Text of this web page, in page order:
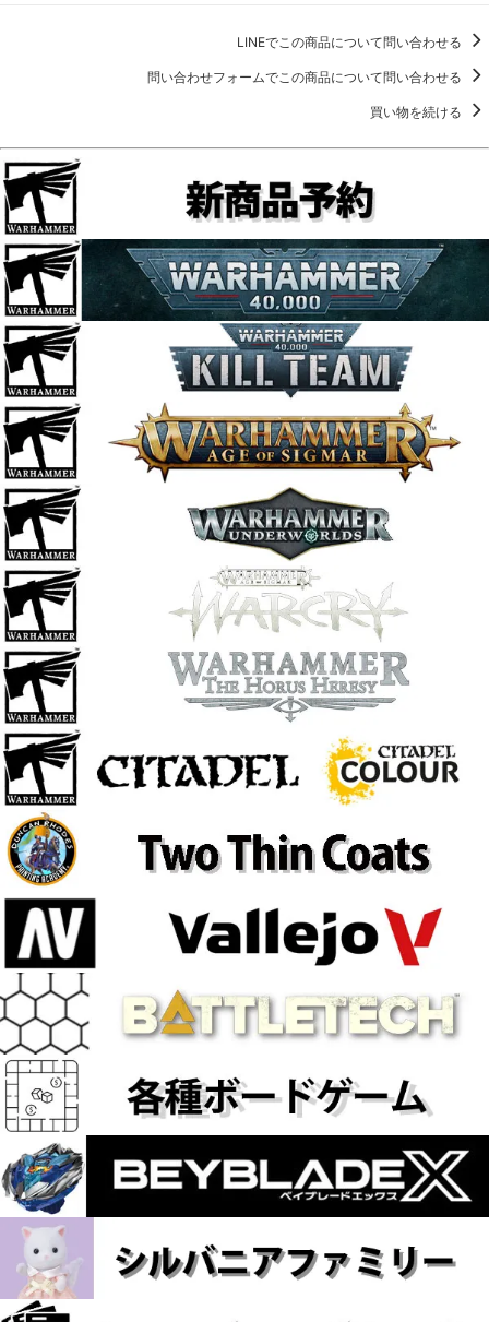
LINEでこの商品について問い合わせる
問い合わせフォームでこの商品について問い合わせる
買い物を続ける